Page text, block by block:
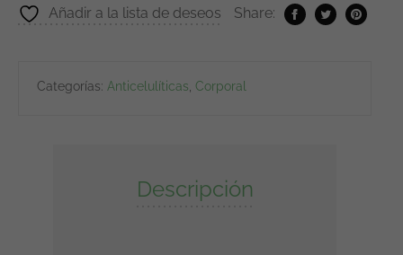
Share:
Añadir a la lista de deseos
Categorías: Anticelulíticas Corporal
Descripción